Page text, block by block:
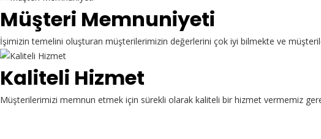
Müşteri Memnuniyeti
İşimizin temelini oluşturan müşterilerimizin değerlerini çok iyi bilmekte ve
Kaliteli Hizmet
Müşterilerimizi memnun etmek için sürekli olarak kaliteli bir hizmet vermemiz